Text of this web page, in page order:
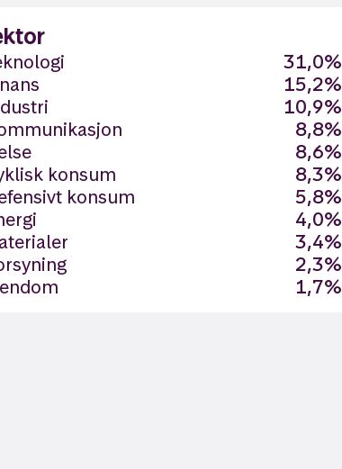
31,0%
15,2%
10,9%
8,8%
8,6%
konsum
8,3%
konsum
5,8%
4,0%
3,4%
2,3%
1,7%